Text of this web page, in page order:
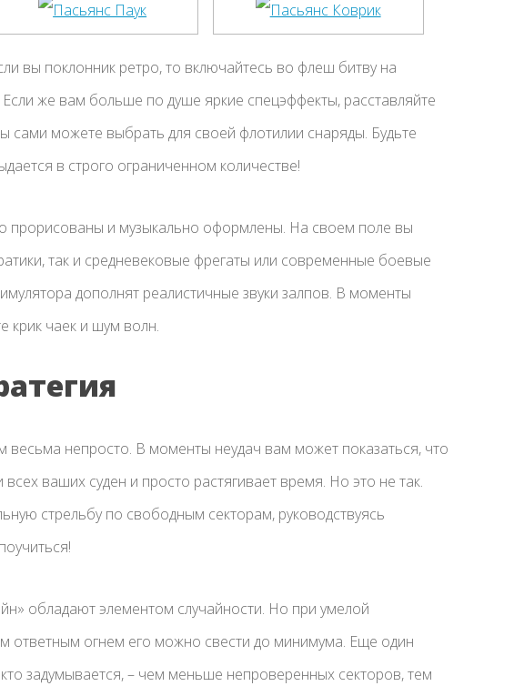
вы поклонник ретро, то включайтесь во флеш битву на
же вам больше по душе яркие спецэффекты, расставляйте
сами можете выбрать для своей флотилии снаряды. Будьте
в строго ограниченном количестве!
прорисованы и музыкально оформлены. На своем поле вы
так и средневековые фрегаты или современные боевые
дополнят реалистичные звуки залпов. В моменты
крик чаек и шум волн.
непросто. В моменты неудач вам может показаться, что
ваших суден и просто растягивает время. Но это не так.
стрельбу по свободным секторам, руководствуясь
обладают элементом случайности. Но при умелой
ответным огнем его можно свести до минимума. Еще один
задумывается, – чем меньше непроверенных секторов, тем